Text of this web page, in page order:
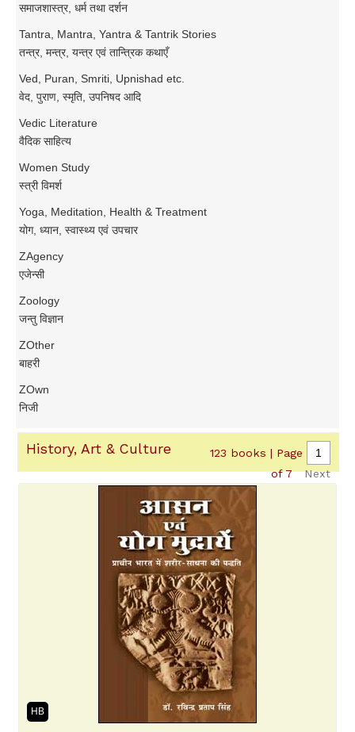
समाजशास्त्र, धर्म तथा दर्शन
Tantra, Mantra, Yantra & Tantrik Stories
तन्त्र, मन्त्र, यन्त्र एवं तान्त्रिक कथाएँ
Ved, Puran, Smriti, Upnishad etc.
वेद, पुराण, स्मृति, उपनिषद आदि
Vedic Literature
वैदिक साहित्य
Women Study
स्त्री विमर्श
Yoga, Meditation, Health & Treatment
योग, ध्यान, स्वास्थ्य एवं उपचार
ZAgency
एजेन्सी
Zoology
जन्तु विज्ञान
ZOther
बाहरी
ZOwn
निजी
History, Art & Culture
123 books | Page
of 7Next
HB